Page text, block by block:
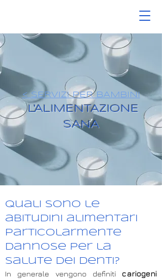
< SERVIZI PER BAMBINI
L'ALIMENTAZIONE
SANA
Quali sono le
abitudini alimentari
particolarmente
dannose per la
salute dei denti?
In generale vengono definiti cariogeni